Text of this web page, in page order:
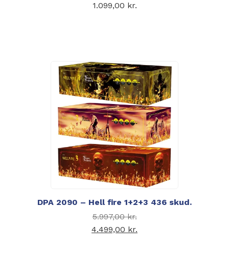
1.099,00 kr.
DPA 2090 – Hell fire 1+2+3 436 skud.
5.997,00kr.
4.499,00 kr.